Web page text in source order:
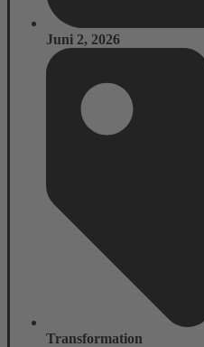
Juni 2, 2026
Transformation